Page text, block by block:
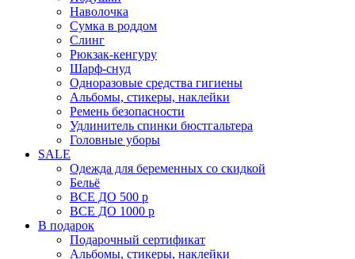
Наволочка
Сумка в роддом
Cлинг
Рюкзак-кенгуру
Шарф-снуд
Одноразовые средства гигиены
Альбомы, стикеры, наклейки
Ремень безопасности
Удлинитель спинки бюстгальтера
Головные уборы
SALE
Одежда для беременных со скидкой
Бельё
ВСЕ ДО 500 р
ВСЕ ДО 1000 р
В подарок
Подарочный сертификат
Альбомы, стикеры, наклейки